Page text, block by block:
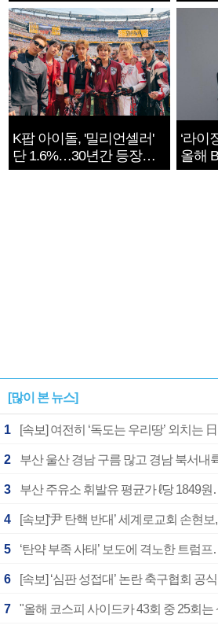
지는 ‘
K팝 아이돌, '밀리언셀러'
단 1.6%…30년간 등장
1182개팀 전수조사
‘라이
올해
확정
[많이 본 뉴스]
1
2
3 부산 주유소 휘발유 평균가 ℓ당 1849
4 [속보]‘尹 탄핵 반대’ 세계로교회 손현
5
6
7 "올해 코스피 사이드카 43회 중 25회